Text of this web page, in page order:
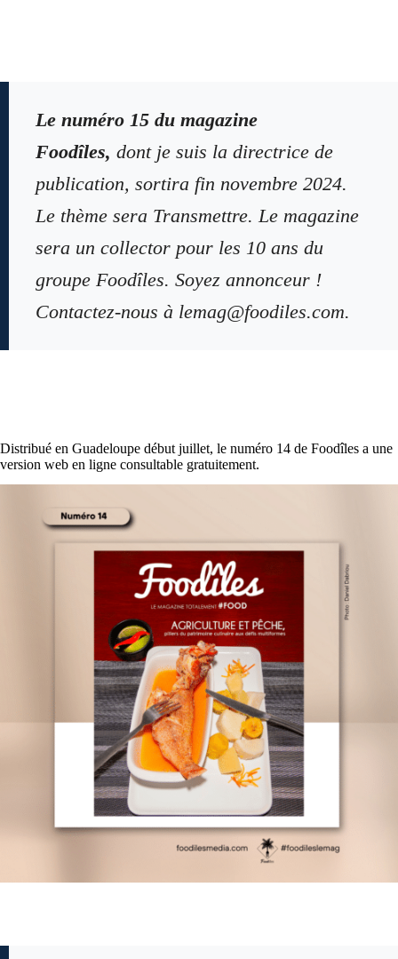
Le numéro 15 du magazine
Foodîles, dont je suis la directrice de
publication, sortira fin novembre 2024.
Le thème sera Transmettre. Le magazine
sera un collector pour les 10 ans du
groupe Foodîles. Soyez annonceur !
Contactez-nous à lemag@foodiles.com.
Distribué en Guadeloupe début juillet, le numéro 14 de Foodîles a une
version web en ligne consultable gratuitement.